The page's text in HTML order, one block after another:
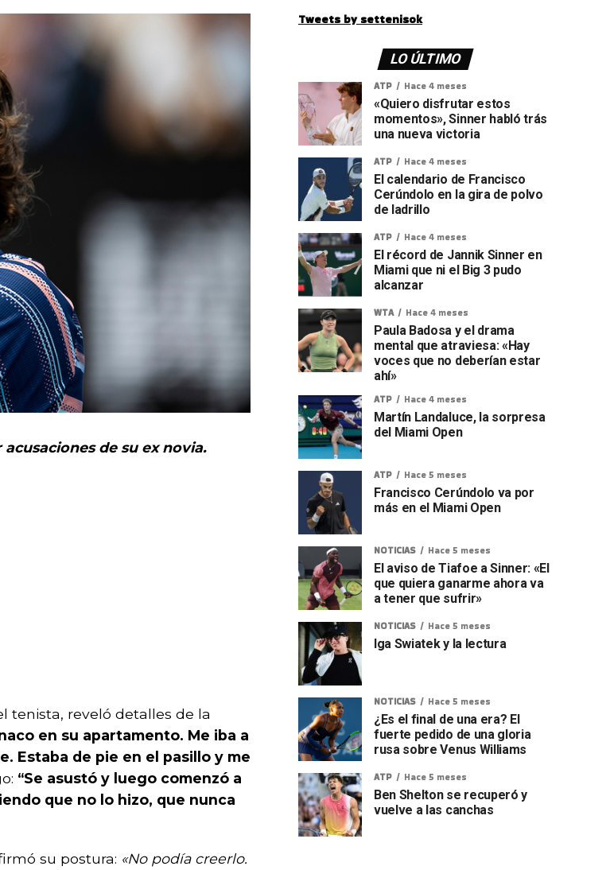
de su ex novia.
tenista, reveló detalles de la
en su apartamento. Me iba a
Estaba de pie en el pasillo y me
“Se asustó y luego comenzó a
que no lo hizo, que nunca
su postura: «No podía creerlo.
Tweets by settenisok
LO ÚLTIMO
ATP Hace 4 meses
«Quiero disfrutar estos
momentos», Sinner habló trás
una nueva victoria
ATP Hace 4 meses
El calendario de Francisco
Cerúndolo en la gira de polvo
de ladrillo
ATP Hace 4 meses
El récord de Jannik Sinner en
Miami que ni el Big 3 pudo
alcanzar
WTA Hace 4 meses
Paula Badosa y el drama
mental que atraviesa: «Hay
voces que no deberían estar
ahí»
ATP Hace 4 meses
Martín Landaluce, la sorpresa
del Miami Open
ATP Hace 5 meses
Francisco Cerúndolo va por
más en el Miami Open
NOTICIAS Hace 5 meses
El aviso de Tiafoe a Sinner: «El
que quiera ganarme ahora va
a tener que sufrir»
NOTICIAS Hace 5 meses
Iga Swiatek y la lectura
NOTICIAS Hace 5 meses
¿Es el final de una era? El
fuerte pedido de una gloria
rusa sobre Venus Williams
ATP Hace 5 meses
Ben Shelton se recuperó y
vuelve a las canchas